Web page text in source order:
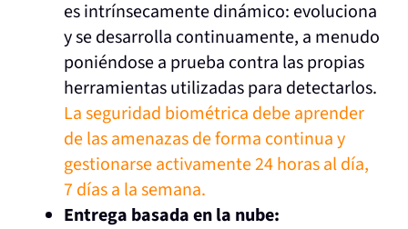
es intrínsecamente dinámico: evoluciona
y se desarrolla continuamente, a menudo
poniéndose a prueba contra las propias
herramientas utilizadas para detectarlos.
La seguridad biométrica debe aprender
de las amenazas de forma continua y
gestionarse activamente 24 horas al día,
7 días a la semana.
Entrega basada en la nube: